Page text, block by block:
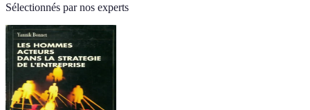
Sélectionnés par nos experts